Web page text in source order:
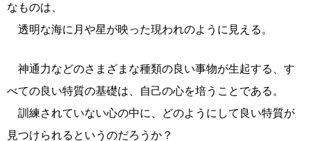
なものは、
透明な海に月や星が映った現われのように見える。
神通力などのさまざまな種類の良い事物が生起する、す
べての良い特質の基礎は、自己の心を培うことである。
訓練されていない心の中に、どのようにして良い特質が
見つけられるというのだろうか？